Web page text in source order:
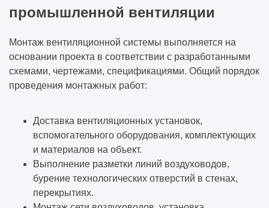
промышленной вентиляции
Монтаж вентиляционной системы выполняется на
основании проекта в соответствии с разработанными
схемами, чертежами, спецификациями. Общий порядок
проведения монтажных работ:
Доставка вентиляционных установок,
вспомогательного оборудования, комплектующих
и материалов на объект.
Выполнение разметки линий воздуховодов,
бурение технологических отверстий в стенах,
перекрытиях.